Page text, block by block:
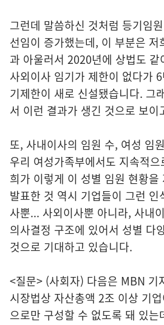
그런데 말씀하신 것처럼 등기임
선임이 증가했는데, 이 부분은
과 아울러서 2020년에 상법도
사외이사 임기가 제한이 없다가
기제한이 새로 신설됐습니다. 그
서 이런 결과가 생긴 것으로 보이
또, 사내이사의 임원 수, 여성 임
우리 여성가족부에서도 지속적
희가 이렇게 이 성별 임원 현황을
발표한 것 역시 기업들이 그런 인
사뿐... 사외이사뿐 아니라, 사내
의사결정 구조에 있어서 성별 다
것으로 기대하고 있습니다.
<질문> (사회자) 다음은 MBN 기
시장법상 자산총액 2조 이상 기
으로만 구성할 수 없도록 돼 있